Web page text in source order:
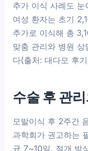
추가 이식 사례도
여성 환자는 초기
추가로 이식해 총
맞춤 관리와 병원 상
다(출처: 대다모 후
수술 후 관
모발이식 후 2주간
과학회가 권고하는
균 7~10일, 절개 방